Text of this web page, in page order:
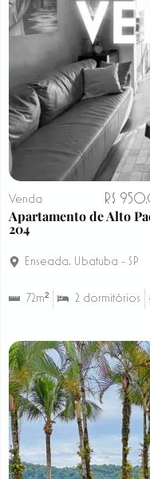
Venda R$
Apartamento de Alto
204
Enseada, Ubatuba - SP
72m² 2 dormitórios